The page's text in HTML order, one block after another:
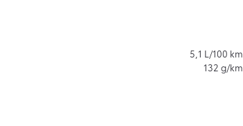
5,1 L/100 km
132 g/km